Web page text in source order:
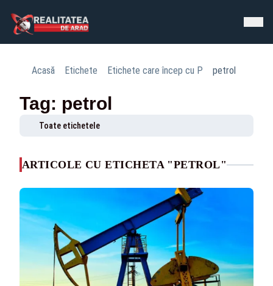
Acasă Etichete Etichete care încep cu P petrol
Tag: petrol
Toate etichetele
ARTICOLE CU ETICHETA "PETROL"